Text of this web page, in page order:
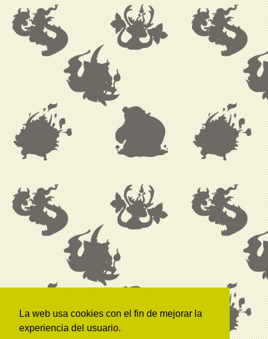
La web usa cookies con el fin de mejorar la
experiencia del usuario.